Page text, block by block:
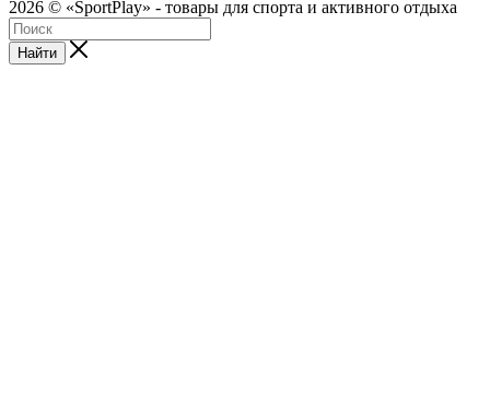
2026 © «SportPlay» - товары для спорта и активного отдыха
Найти